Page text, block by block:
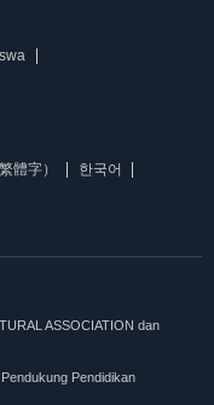
體字）
한국어
ASSOCIATION dan
Pendidikan